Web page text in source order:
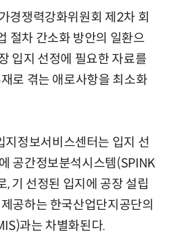
경쟁력강화위원회 제2차 회
절차 간소화 방안의 일환으
입지 선정에 필요한 자료를
로 겪는 애로사항을 최소화
정보서비스센터는 입지 선
공간정보분석시스템(SPINK
, 기 선정된 입지에 공장 설립
공하는 한국산업단지공단의
과는 차별화된다.